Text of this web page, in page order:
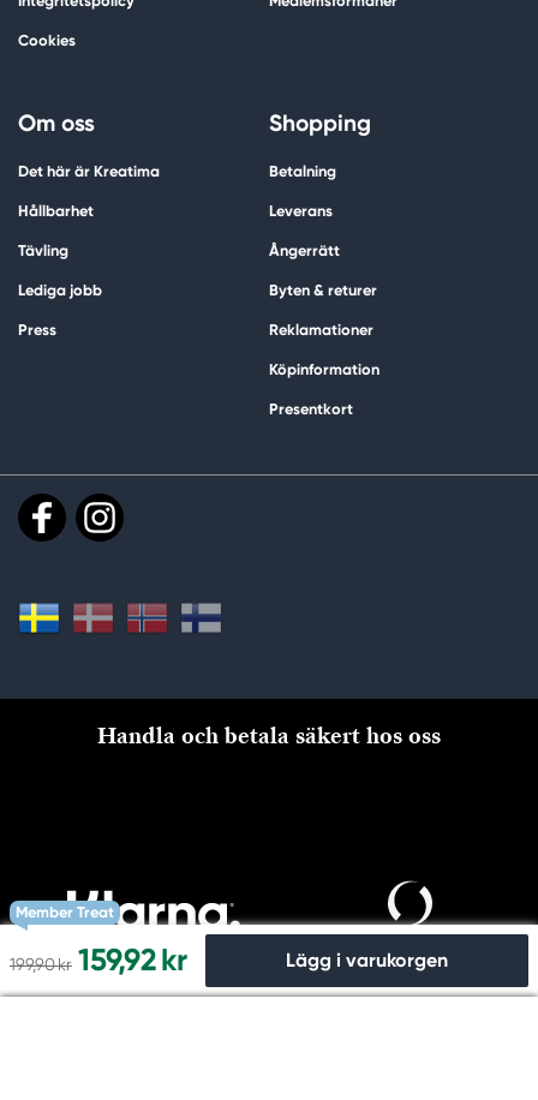
Member Treat
199,90 kr 159,92 kr Lägg i varukorgen
Cookies
Om oss
Det här är Kreatima
Hållbarhet
Tävling
Lediga jobb
Press
Shopping
Betalning
Leverans
Ångerrätt
Byten & returer
Reklamationer
Köpinformation
Presentkort
Handla och betala säkert hos oss